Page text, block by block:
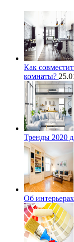
Как
комнаты?
Тренды 2020
Об